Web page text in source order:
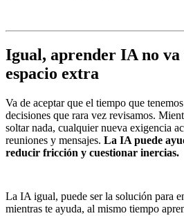
Igual, aprender IA no
espacio extra
Va de aceptar que el tiempo que
decisiones que rara vez revisamos.
soltar nada, cualquier nueva exigencia
reuniones y mensajes. La IA puede
reducir fricción y cuestionar inercias.
La IA igual, puede ser la solución para
mientras te ayuda, al mismo tiempo